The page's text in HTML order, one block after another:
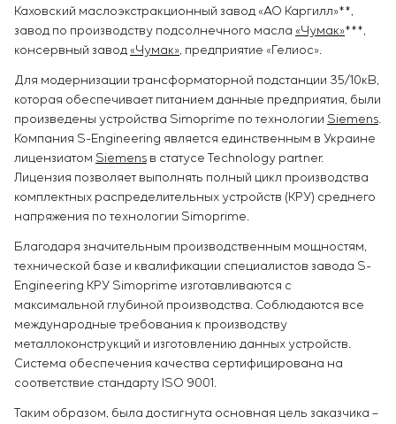
Каховский маслоэкстракционный завод «АО Каргилл»**,
завод по производству подсолнечного масла «Чумак»***,
консервный завод «Чумак», предприятие «Гелиос».
Для модернизации трансформаторной подстанции 35/10кВ,
которая обеспечивает питанием данные предприятия, были
произведены устройства Simoprime по технологии Siemens.
Компания S-Engineering является единственным в Украине
лицензиатом Siemens в статусе Technology partner.
Лицензия позволяет выполнять полный цикл производства
комплектных распределительных устройств (КРУ) среднего
напряжения по технологии Simoprime.
Благодаря значительным производственным мощностям,
технической базе и квалификации специалистов завода S-
Engineering КРУ Simoprime изготавливаются с
максимальной глубиной производства. Соблюдаются все
международные требования к производству
металлоконструкций и изготовлению данных устройств.
Система обеспечения качества сертифицирована на
соответствие стандарту ISO 9001.
Таким образом, была достигнута основная цель заказчика –